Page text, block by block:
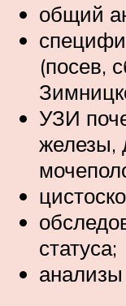
общий
(посев,
УЗИ
железы,
статуса;